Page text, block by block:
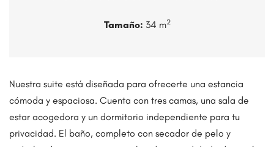
Tamaño: 34 m2
Nuestra suite está diseñada para ofrecerte una estancia
cómoda y espaciosa. Cuenta con tres camas, una sala de
estar acogedora y un dormitorio independiente para tu
privacidad. El baño, completo con secador de pelo y